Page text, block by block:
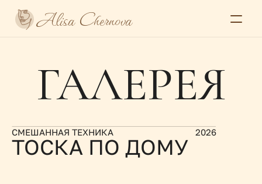
Alisa Chernova
Галерея
Выставки и пресса
Alisa Chernova
ГАЛЕРЕЯ
СМЕШАННАЯ ТЕХНИКА 2026
ТОСКА ПО ДОМУ